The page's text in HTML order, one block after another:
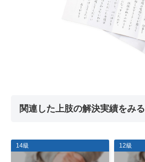
関連した上肢の解決実績をみる
14級 12級